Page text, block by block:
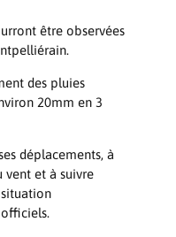
être observées
des pluies
20mm en 3
déplacements, à
vent et à suivre